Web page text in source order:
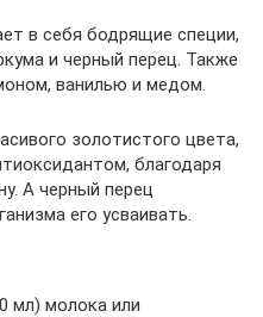
в себя бодрящие специи,
и черный перец. Также
ванилью и медом.
золотистого цвета,
благодаря
А черный перец
его усваивать.
мл) молока или